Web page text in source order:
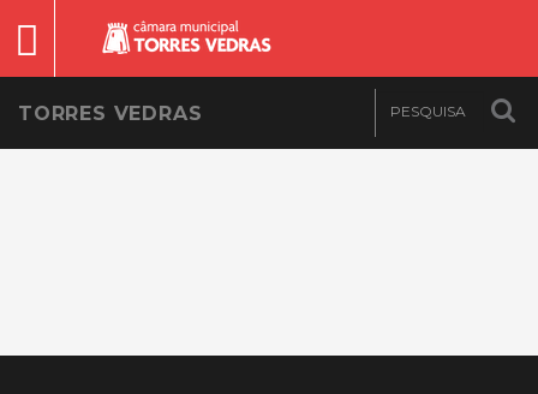
TORRES VEDRAS